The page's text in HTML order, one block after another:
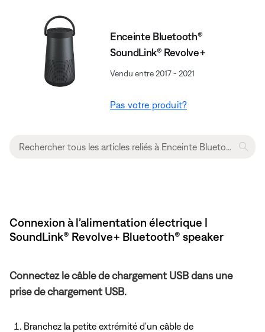
Enceinte Bluetooth®
SoundLink® Revolve+
Vendu entre 2017 - 2021
Pas votre produit?
Connexion à l’alimentation électrique |
SoundLink® Revolve+ Bluetooth® speaker
Connectez le câble de chargement USB dans une
prise de chargement USB.
Branchez la petite extrémité d'un câble de